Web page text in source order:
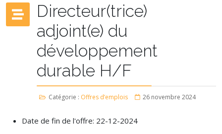
Directeur(trice)
adjoint(e) du
développement
durable H/F
Catégorie : Offres d’emplois 26 novembre 2024
Date de fin de l'offre: 22-12-2024